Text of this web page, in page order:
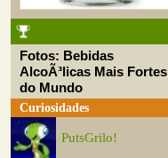
Fotos: Bebidas
AlcoÃ³licas Mais Fortes
do Mundo
Curiosidades
PutsGrilo!